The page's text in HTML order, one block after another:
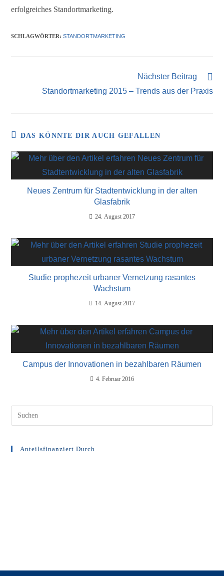
erfolgreiches Standortmarketing.
SCHLAGWÖRTER:STANDORTMARKETING
Nächster Beitrag
Standortmarketing 2015 – Trends aus der Praxis
DAS KÖNNTE DIR AUCH GEFALLEN
Neues Zentrum für Stadtentwicklung in der alten
Glasfabrik
24. August 2017
Studie prophezeit urbaner Vernetzung rasantes
Wachstum
14. August 2017
Campus der Innovationen in bezahlbaren Räumen
4. Februar 2016
Anteilsfinanziert Durch